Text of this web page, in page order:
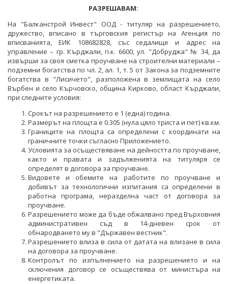
ХЪБ "ЕНЕРГИЙНИ ОБЩНОСТИ"
ХЪБ "ЕНЕРГИЙНИ ОБЩНОСТИ"
ГЕОТЕРМАЛНА ЛАБОРАТОРИЯ
ГЕОТЕРМАЛНА ЛАБОРАТОРИЯ
ЕНЕРГИЕН ПАЗАР
КРИТИЧНА ЕНЕРГИЙНА ИНФРАСТРУКТУРА
ЕДИНЕН ОРГАН ЗА УПРАВЛЕНИЕ НА ПОДЗЕМНИТЕ
БОГАТСТВА
ДЕЙНОСТ
МЕТАЛНИ ПОЛЕЗНИ ИЗКОПАЕМИ
НЕМЕТАЛНИ ПОЛЕЗНИ ИЗКОПАЕМИ -
ИНДУСТРИАЛНИ МИНЕРАЛИ
НЕФТ И ПРИРОДЕН ГАЗ
ТВЪРДИ ГОРИВА
СТРОИТЕЛНИ МАТЕРИАЛИ
СКАЛНООБЛИЦОВЪЧНИ МАТЕРИАЛИ
МИННИ ОТПАДЪЦИ
РАЗРЕШАВАМ:
На "Балканстрой Инвест" ООД - титуляр на разрешението,
дружество, вписано в търговския регистър на Агенция по
вписванията, ЕИК 108682828, със седалище и адрес на
управление – гр. Кърджали, п.к. 6600, ул. "Добруджа" № 34, да
извърши за своя сметка проучване на строителни материали –
подземни богатства по чл. 2, ал. 1, т. 5 от Закона за подземните
богатства в "Лисичето", разположена в землищата на село
Върбен и село Кърчовско, община Кирково, област Кърджали,
при следните условия:
Срокът на разрешението е 1 (една) година.
Размерът на площта е 0.305 (нула цяло триста и пет) кв.км.
Границите на площта са определени с координати на
граничните точки съгласно Приложението.
Условията за осъществяване на дейността по проучване,
както и правата и задълженията на титуляря се
определят в договора за проучване.
Видовете и обемите на работите по проучване и
добивът за технологични изпитания са определени в
работна програма, неразделна част от договора за
проучване.
Разрешението може да бъде обжалвано пред Върховния
административен съд в 14-дневен срок от
обнародването му в "Държавен вестник".
Разрешението влиза в сила от датата на влизане в сила
на договора за проучване.
Контролът по изпълнението на разрешението и на
сключения договор се осъществява от министъра на
енергетиката.